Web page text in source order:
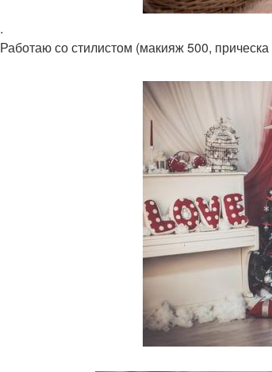
.
Работаю со стилистом (макияж 500, прическа